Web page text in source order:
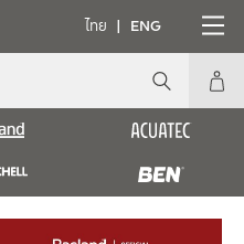
ไทย ENG